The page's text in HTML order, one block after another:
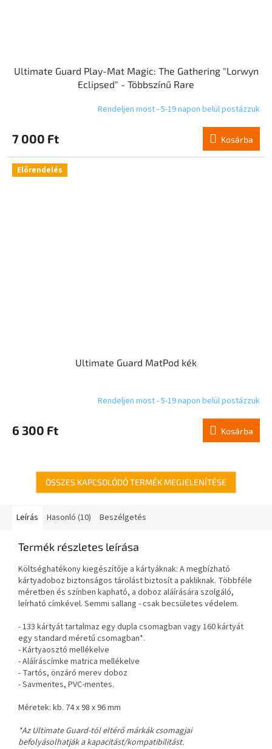
Ultimate Guard Play-Mat Magic: The Gathering "Lorwyn
Eclipsed" - Többszínű Rare
Rendeljen most - 5-19 napon belül postázzuk
7 000 Ft Kosárba
Előrendelés
Ultimate Guard MatPod kék
Rendeljen most - 5-19 napon belül postázzuk
6 300 Ft Kosárba
ÖSSZES KAPCSOLÓDÓ TERMÉK MEGJELENÍTÉSE
Leírás Hasonló (10) Beszélgetés
Termék részletes leírása
Költséghatékony kiegészítője a kártyáknak: A megbízható
kártyadoboz biztonságos tárolást biztosít a pakliknak. Többféle
méretben és színben kapható, a doboz aláírására szolgáló,
leírható címkével. Semmi sallang - csak becsületes védelem.
- 133 kártyát tartalmaz egy dupla csomagban vagy 160 kártyát
egy standard méretű csomagban*.
- Kártyaosztó mellékelve
- Aláíráscímke matrica mellékelve
- Tartós, önzáró merev doboz
- Savmentes, PVC-mentes.
Méretek: kb. 74 x 98 x 96 mm
*Az Ultimate Guard-tól eltérő márkák csomagjai
befolyásolhatják a kapacitást/kompatibilitást.